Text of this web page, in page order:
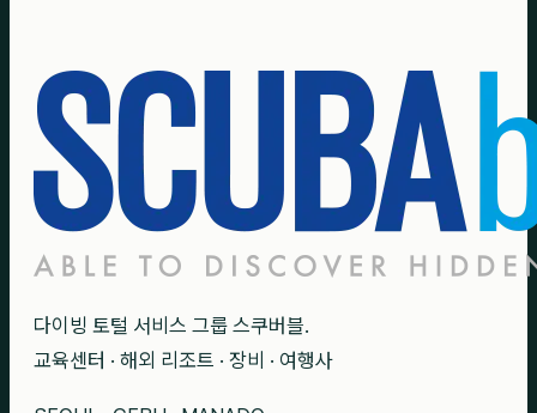
다이빙 토털 서비스 그룹 스쿠버블.
교육센터 · 해외 리조트 · 장비 · 여행사